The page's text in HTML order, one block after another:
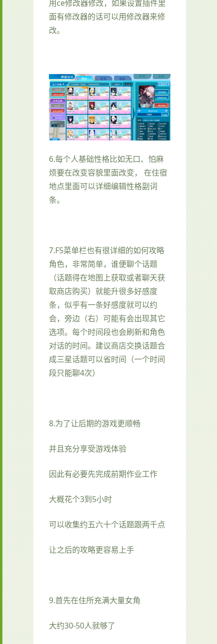
用ce修改器修改，如果设置插件里
面有修改器的话可以用修改器来修
改。
6.每个人基础性格比如无口、怕麻
烦要在改变容貌里面改变， 在住宿
地点里面可以详细编辑性格副词
条。
7.F5菜单栏也有很详细的如何攻略
角色，非常简单，谁便聊个话题
（话题得在地图上获取或者聊天获
取商店购买）就能升很多好感度
条，似乎有一条好感度就可以约
会，旁边（右）可能有会出现其它
选项。每个时间段也会刷新和角色
对话的时间。建议商店交换话题合
成三星话题可以省时间（一个时间
段只能聊4次）
8.为了让后期的游戏更顺畅
并且充分享受游戏体验
因此有必要先完成前期作业工作
大概花个3到5小时
可以收集约五六十个话题跟两千点
让之后的攻略更容易上手
9.首先在住所充满大量女角
大约30-50人就够了